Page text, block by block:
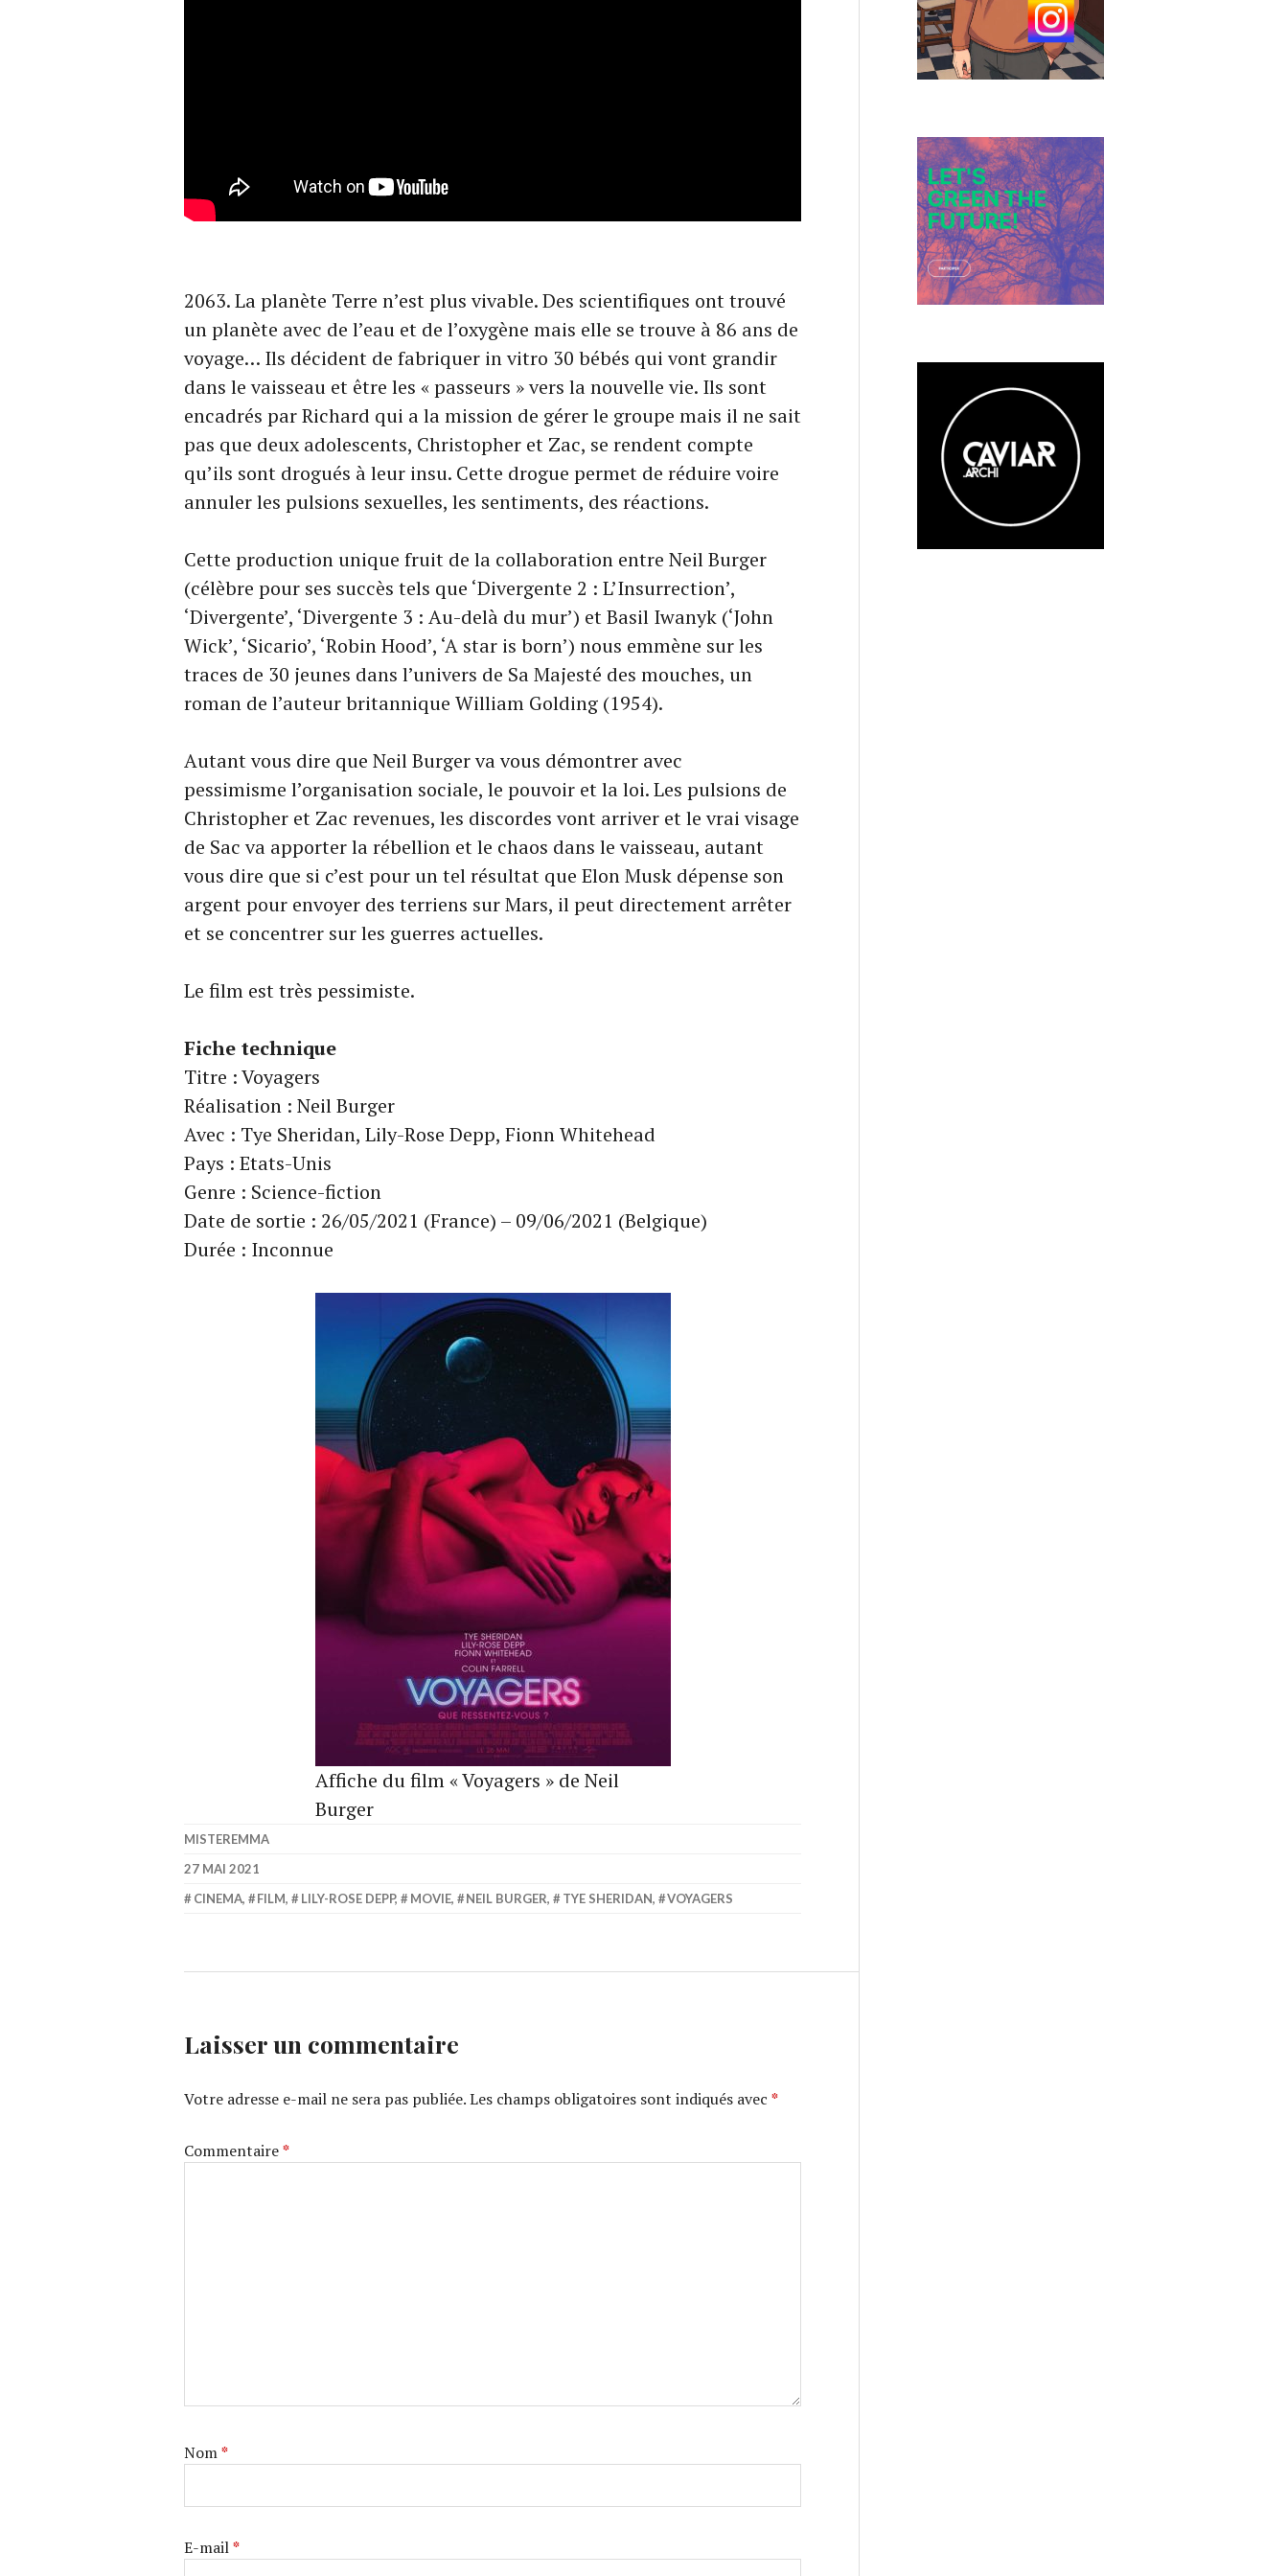
2063. La planète Terre n’est plus vivable. Des scientifiques ont trouvé
un planète avec de l’eau et de l’oxygène mais elle se trouve à 86 ans de
voyage… Ils décident de fabriquer in vitro 30 bébés qui vont grandir
dans le vaisseau et être les « passeurs » vers la nouvelle vie. Ils sont
encadrés par Richard qui a la mission de gérer le groupe mais il ne sait
pas que deux adolescents, Christopher et Zac, se rendent compte
qu’ils sont drogués à leur insu. Cette drogue permet de réduire voire
annuler les pulsions sexuelles, les sentiments, des réactions.
Cette production unique fruit de la collaboration entre Neil Burger
(célèbre pour ses succès tels que ‘Divergente 2 : L’Insurrection’,
‘Divergente’, ‘Divergente 3 : Au-delà du mur’) et Basil Iwanyk (‘John
Wick’, ‘Sicario’, ‘Robin Hood’, ‘A star is born’) nous emmène sur les
traces de 30 jeunes dans l’univers de Sa Majesté des mouches, un
roman de l’auteur britannique William Golding (1954).
Autant vous dire que Neil Burger va vous démontrer avec
pessimisme l’organisation sociale, le pouvoir et la loi. Les pulsions de
Christopher et Zac revenues, les discordes vont arriver et le vrai visage
de Sac va apporter la rébellion et le chaos dans le vaisseau, autant
vous dire que si c’est pour un tel résultat que Elon Musk dépense son
argent pour envoyer des terriens sur Mars, il peut directement arrêter
et se concentrer sur les guerres actuelles.
Le film est très pessimiste.
Fiche technique
Titre : Voyagers
Réalisation : Neil Burger
Avec : Tye Sheridan, Lily-Rose Depp, Fionn Whitehead
Pays : Etats-Unis
Genre : Science-fiction
Date de sortie : 26/05/2021 (France) – 09/06/2021 (Belgique)
Durée : Inconnue
Affiche du film « Voyagers » de Neil
Burger
MISTEREMMA
27 MAI 2021
CINEMA, FILM, LILY-ROSE DEPP, MOVIE, NEIL BURGER, TYE SHERIDAN, VOYAGERS
Laisser un commentaire
Votre adresse e-mail ne sera pas publiée.Les champs obligatoires sont indiqués avec *
Commentaire*
Nom*
E-mail*